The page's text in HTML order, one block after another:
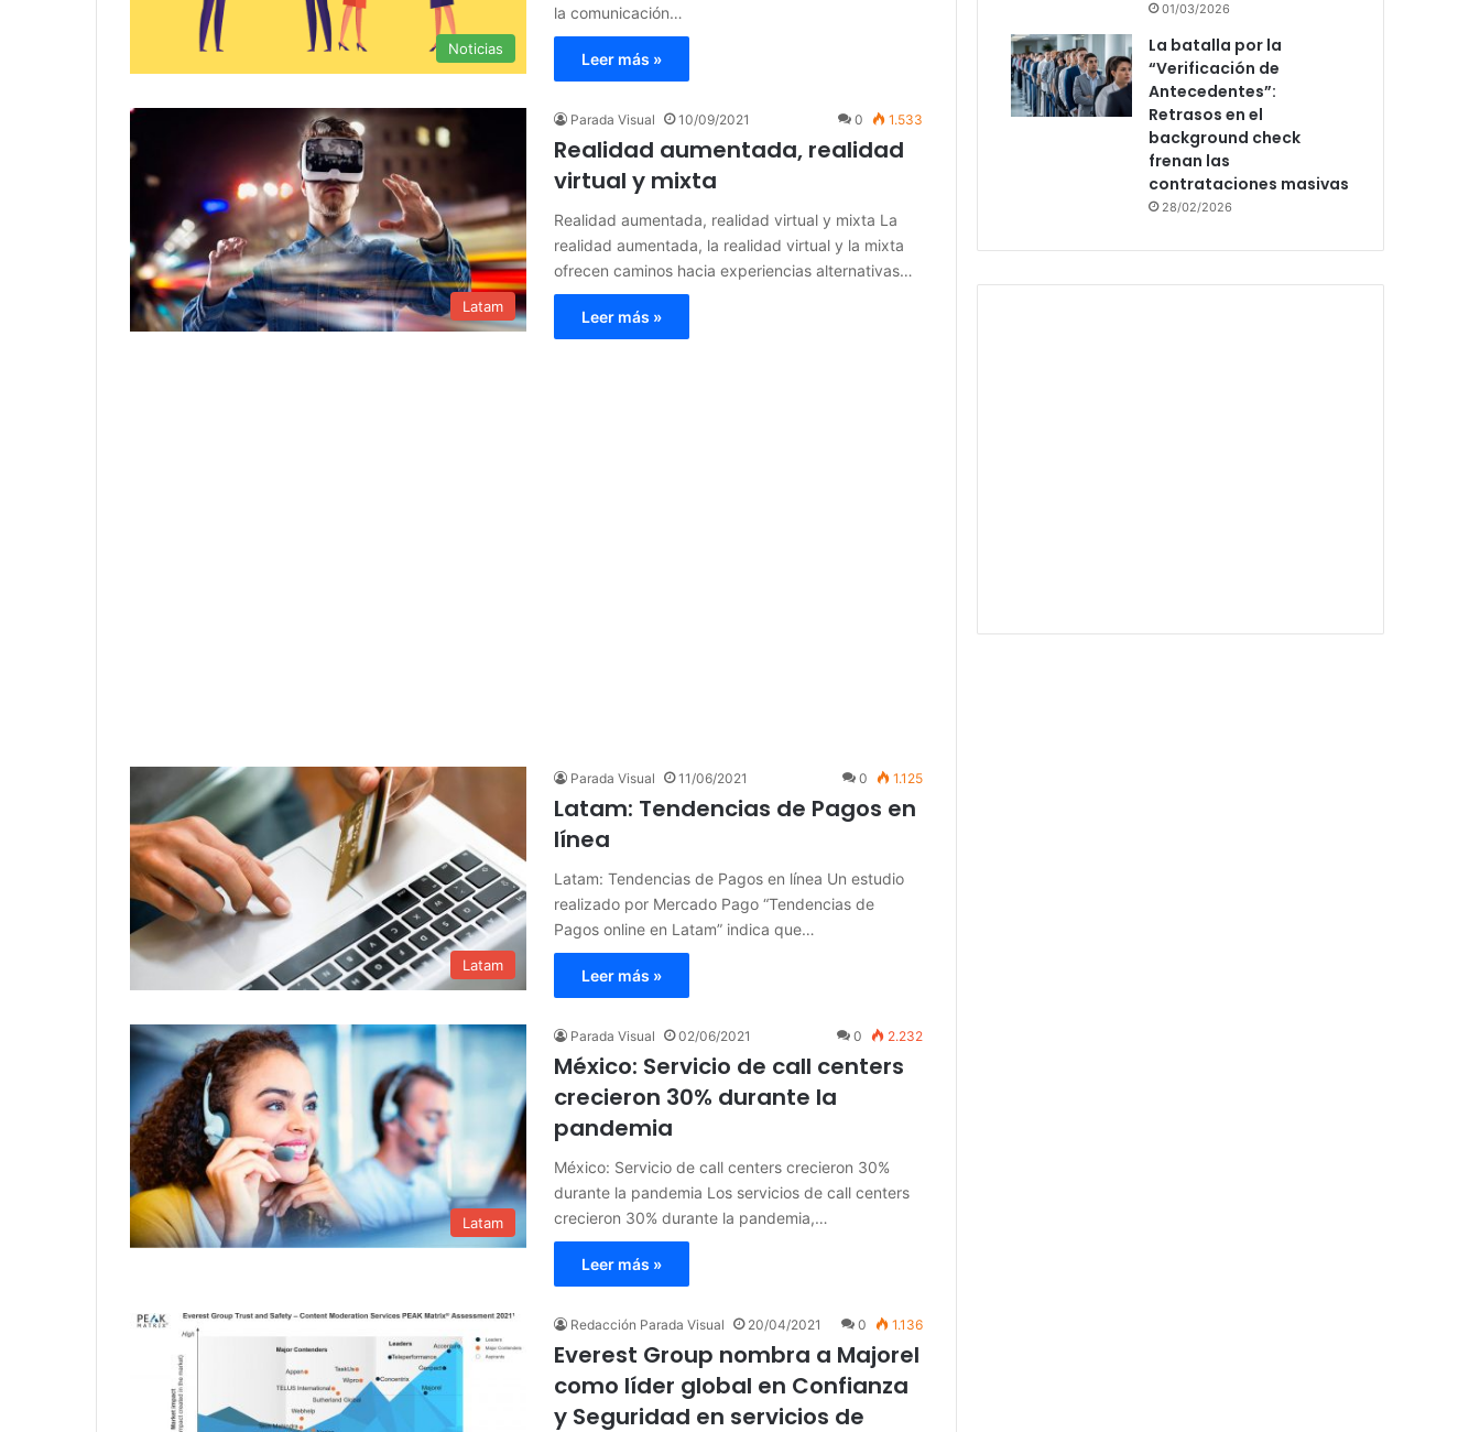
Noticias
la comunicación…
Leer más »
Latam
Parada Visual 10/09/2021 0 1.533
Realidad aumentada, realidad
virtual y mixta
Realidad aumentada, realidad virtual y mixta La
realidad aumentada, la realidad virtual y la mixta
ofrecen caminos hacia experiencias alternativas…
Leer más »
Latam
Parada Visual 11/06/2021 0 1.125
Latam: Tendencias de Pagos en
línea
Latam: Tendencias de Pagos en línea Un estudio
realizado por Mercado Pago “Tendencias de
Pagos online en Latam” indica que…
Leer más »
Latam
Parada Visual 02/06/2021 0 2.232
México: Servicio de call centers
crecieron 30% durante la
pandemia
México: Servicio de call centers crecieron 30%
durante la pandemia Los servicios de call centers
crecieron 30% durante la pandemia,…
Leer más »
Redacción Parada Visual 20/04/2021 0 1.136
Everest Group nombra a Majorel
como líder global en Confianza
y Seguridad en servicios de
01/03/2026
La batalla por la
“Verificación de
Antecedentes”:
Retrasos en el
background check
frenan las
contrataciones masivas
28/02/2026